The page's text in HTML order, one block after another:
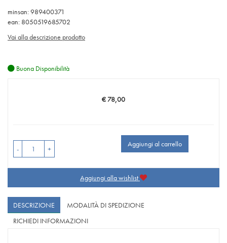
minsan: 989400371
ean: 8050519685702
Vai alla descrizione prodotto
Buona Disponibilità
Prezzo
€ 78,00
- +
Aggiungi al carrello
Aggiungi alla wishlist
DESCRIZIONE
MODALITÀ DI SPEDIZIONE
RICHIEDI INFORMAZIONI